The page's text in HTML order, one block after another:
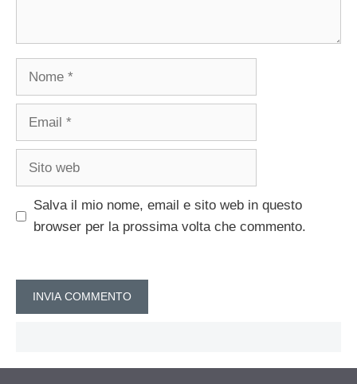
Nome
Email
Sito
Salva il mio nome, email e sito web in questo
browser per la prossima volta che commento.